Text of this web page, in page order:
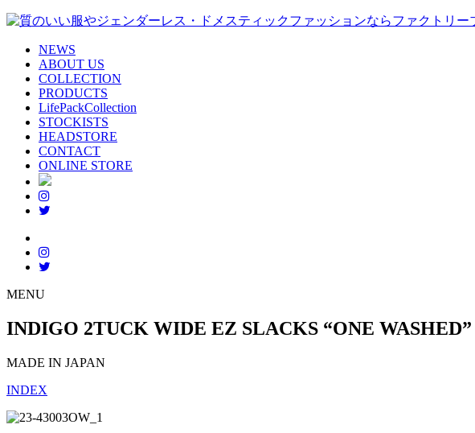
NEWS
ABOUT US
COLLECTION
PRODUCTS
LifePackCollection
STOCKISTS
HEADSTORE
CONTACT
ONLINE STORE
MENU
INDIGO 2TUCK WIDE EZ SLACKS “ONE WASHED”
MADE IN JAPAN
INDEX